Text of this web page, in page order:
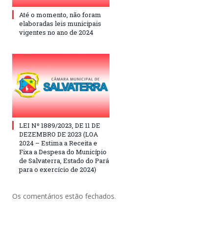
Até o momento, não foram
elaboradas leis municipais
vigentes no ano de 2024
LEI Nº 1889/2023, DE 11 DE
DEZEMBRO DE 2023 (LOA
2024 – Estima a Receita e
Fixa a Despesa do Município
de Salvaterra, Estado do Pará
para o exercício de 2024)
Os comentários estão fechados.